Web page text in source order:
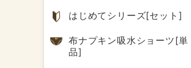
はじめてシリーズ[セット]
布ナプキン吸水ショーツ[単
品]